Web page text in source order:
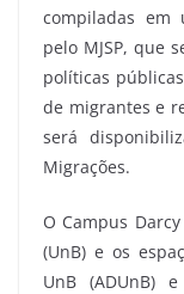
compiladas em
pelo MJSP, que
políticas
de migrantes e
será
Migrações.
O Campus
(UnB) e os
UnB (ADUnB)